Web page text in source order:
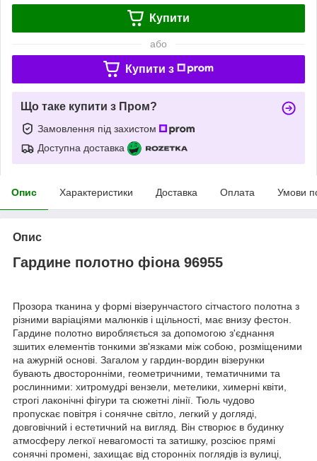
Купити
або
Купити з
Що таке купити з Пром?
Замовлення під захистом
Доступна доставка
Опис Характеристики Доставка Оплата Умови
Опис
Гардине полотно фіона 96955
Прозора тканина у формі візерунчастого сітчастого полотна з
різними варіаціями малюнків і щільності, має внизу фестон.
Гардине полотно виробляється за допомогою з'єднання
зшитих елементів тонкими зв'язками між собою, розміщеними
на ажурній основі. Загалом у гардин-вордин візерунки
бувають двосторонніми, геометричними, тематичними та
рослинними: хитромудрі вензели, метелики, химерні квіти,
строгі лаконічні фігури та сюжетні лінії. Тюль чудово
пропускає повітря і сонячне світло, легкий у догляді,
довговічний і естетичний на вигляд. Він створює в будинку
атмосферу легкої невагомості та затишку, розсіює прямі
сонячні промені, захищає від сторонніх поглядів із вулиці,